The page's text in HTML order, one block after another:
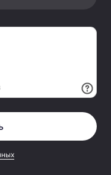
с горячим
винтом 1/4"